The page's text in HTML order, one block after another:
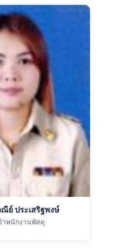
ย์ ประเสริฐพงษ์
าพนักงานพัสดุ